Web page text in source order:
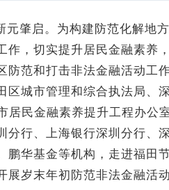
元肇启。为构建防范化解地
作，切实提升居民金融素养
防范和打击非法金融活动工
区城市管理和综合执法局、
居民金融素养提升工程办公
分行、上海银行深圳分行、
鹏华基金等机构，走进福田
展岁末年初防范非法金融活动